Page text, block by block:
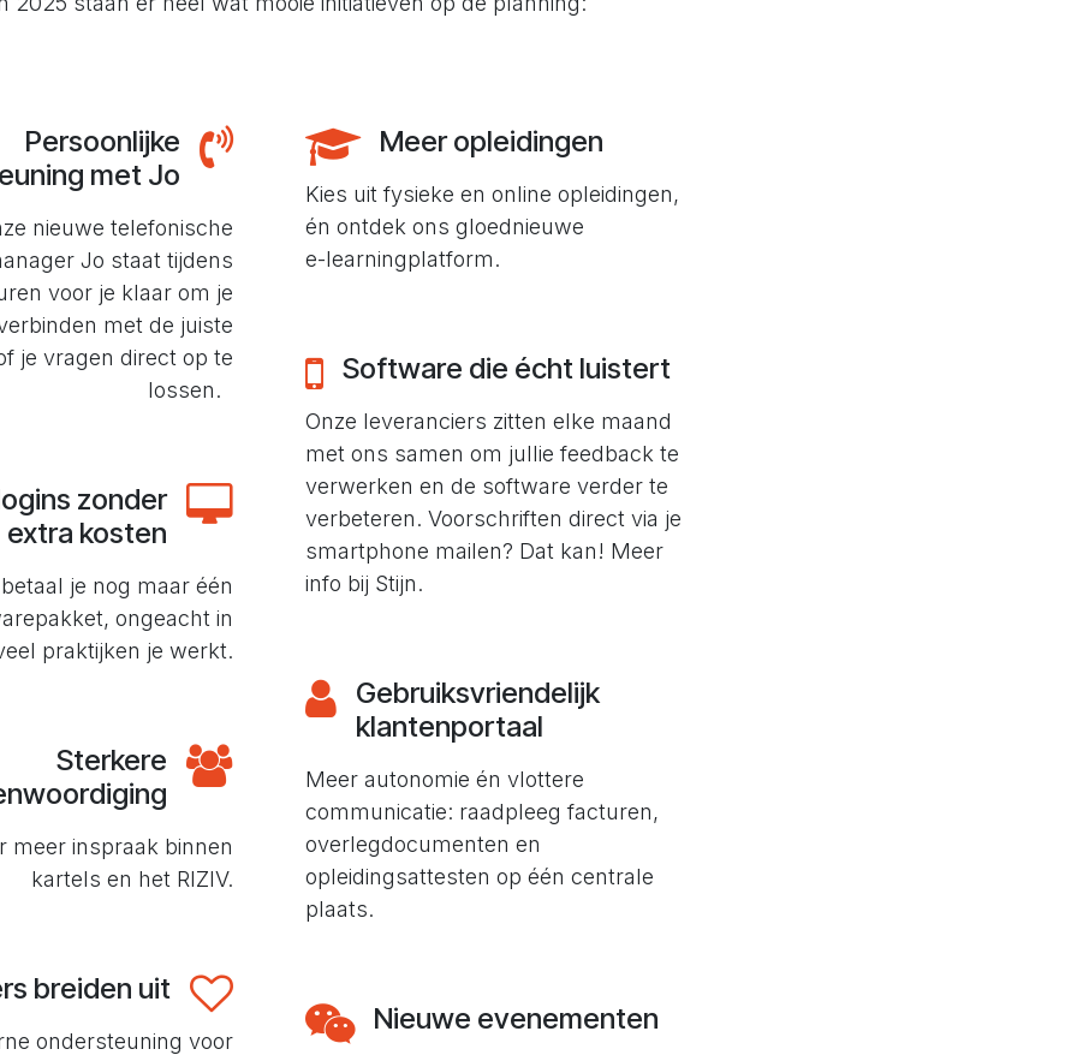
Persoonlijke
met Jo
nieuwe telefonische
Jo staat tijdens
voor je klaar om je
met de juiste
je vragen direct op te
lossen.
zonder
extra kosten
je nog maar één
ongeacht in
praktijken je werkt.
Sterkere
meer inspraak binnen
kartels en het RIZIV.
breiden uit
ondersteuning voor
Meer opleidingen
Kies uit fysieke en online opleidingen,
én ontdek ons gloednieuwe
e-learningplatform.
Software die écht luistert
Onze leveranciers zitten elke maand
met ons samen om jullie feedback te
verwerken en de software verder te
verbeteren. Voorschriften direct via je
smartphone mailen? Dat kan! Meer
info bij Stijn.
Gebruiksvriendelijk
klantenportaal
Meer autonomie én vlottere
communicatie: raadpleeg facturen,
overlegdocumenten en
opleidingsattesten op één centrale
plaats.
Nieuwe evenementen